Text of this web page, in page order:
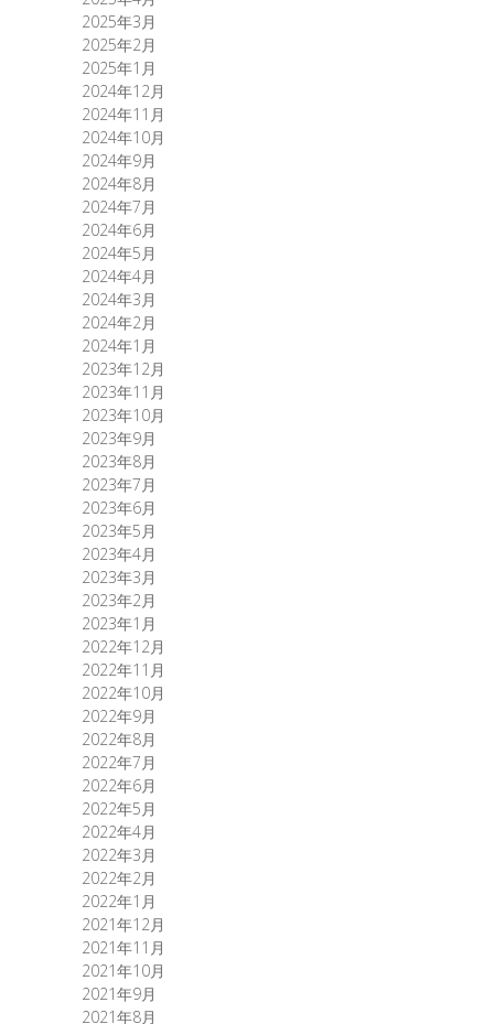
2025年3月
2025年2月
2025年1月
2024年12月
2024年11月
2024年10月
2024年9月
2024年8月
2024年7月
2024年6月
2024年5月
2024年4月
2024年3月
2024年2月
2024年1月
2023年12月
2023年11月
2023年10月
2023年9月
2023年8月
2023年7月
2023年6月
2023年5月
2023年4月
2023年3月
2023年2月
2023年1月
2022年12月
2022年11月
2022年10月
2022年9月
2022年8月
2022年7月
2022年6月
2022年5月
2022年4月
2022年3月
2022年2月
2022年1月
2021年12月
2021年11月
2021年10月
2021年9月
2021年8月